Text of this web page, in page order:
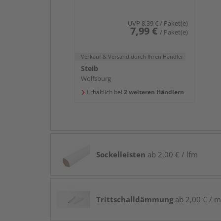
UVP 8,39 €/ Paket(e)
7,99 € / Paket(e)
Verkauf & Versand durch Ihren Händler
Steib
Wolfsburg
Erhältlich bei 2 weiteren Händlern
Sockelleisten ab 2,00 € / lfm
Trittschalldämmung ab 2,00 € /